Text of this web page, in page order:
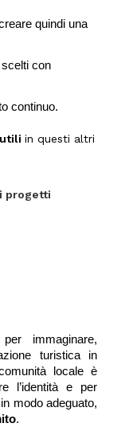
quindi una
con
continuo.
in questi altri
progetti
immaginare,
turistica in
locale è
l’identità e per
modo adeguato,
.